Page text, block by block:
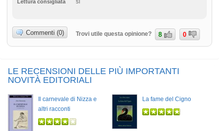
Lettura consigliata sì
Commenti (0) Trovi utile questa opinione? 8 0
LE RECENSIONI DELLE PIÙ IMPORTANTI
NOVITÀ EDITORIALI
Il carnevale di Nizza e
altri racconti
La fame del Cigno